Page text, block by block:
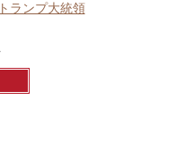
トランプ大統領